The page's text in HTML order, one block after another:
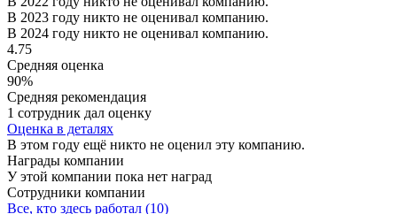
В 2023 году никто не оценивал компанию.
В 2024 году никто не оценивал компанию.
4.75
Средняя оценка
90%
Средняя рекомендация
1 сотрудник дал оценку
Оценка в деталях
В этом году ещё никто не оценил эту компанию.
Награды компании
У этой компании пока нет наград
Сотрудники компании
Все, кто здесь работал (10)